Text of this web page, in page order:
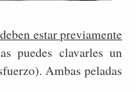
estar previamente
puedes clavarles un
Ambas peladas